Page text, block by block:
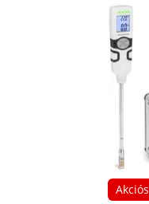
Akciós